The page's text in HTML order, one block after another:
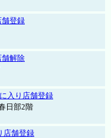
舗登録
舗解除
入り店舗登録
日部2階
店舗登録